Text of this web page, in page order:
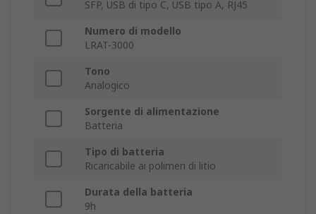
SFP, USB di tipo C, USB tipo A, RJ45
Numero di modello
LRAT-3000
Tono
Analogico
Sorgente di alimentazione
Batteria
Tipo di batteria
Ricaricabile ai polimeri di litio
Durata della batteria
9h